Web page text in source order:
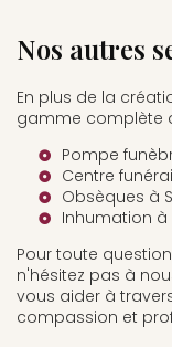
Nos autres
En plus de la
gamme complète
Pompe
Centre
Obsèques à
Inhumation à
Pour toute
n'hésitez pas à
vous aider à
compassion et